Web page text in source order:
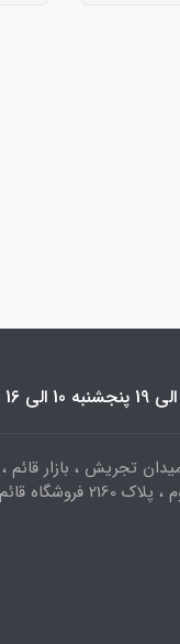
تجریش ، بازار قائم ،
طبقه دوم ، پلاک 2160 فروشگاه قائم